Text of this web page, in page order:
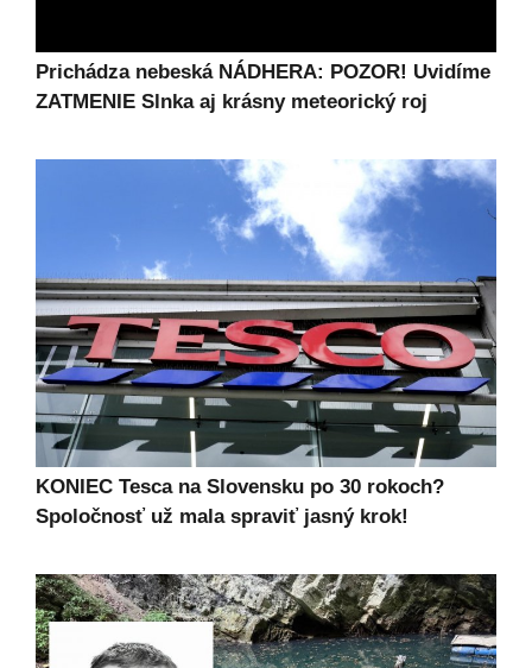
Prichádza nebeská NÁDHERA: POZOR! Uvidíme
ZATMENIE Slnka aj krásny meteorický roj
KONIEC Tesca na Slovensku po 30 rokoch?
Spoločnosť už mala spraviť jasný krok!